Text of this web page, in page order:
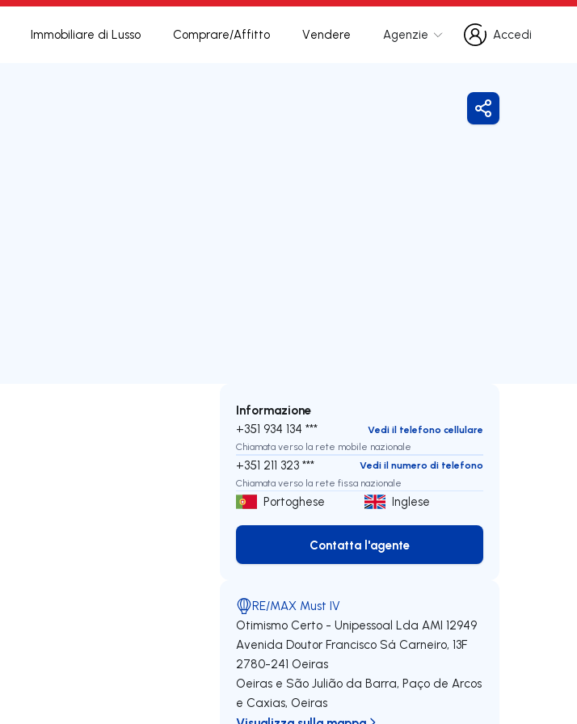
Immobiliare di Lusso Comprare/Affitto Vendere Agenzie
Accedi
Accedi
Condividi
Informazione
+351 934 134 ***
Vedi il telefono cellulare
Chiamata verso la rete mobile nazionale
+351 211 323 ***
Vedi il numero di telefono
Chiamata verso la rete fissa nazionale
Portoghese Inglese
Contatta l'agente
Contatta l'agente
RE/MAX Must IV
Otimismo Certo - Unipessoal Lda AMI 12949
Avenida Doutor Francisco Sá Carneiro, 13F
2780-241 Oeiras
Oeiras e São Julião da Barra, Paço de Arcos
e Caxias, Oeiras